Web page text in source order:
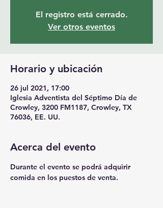
El registro está cerrado.
Ver otros eventos
Horario y ubicación
26 jul 2021, 17:00
Iglesia Adventista del Séptimo Día de
Crowley, 3200 FM1187, Crowley, TX
76036, EE. UU.
Acerca del evento
Durante el evento se podrá adquirir
comida en los puestos de venta.